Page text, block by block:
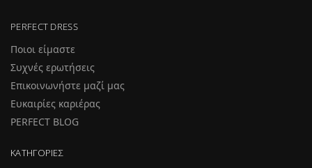
PERFECT DRESS
Ποιοι είμαστε
Συχνές ερωτήσεις
Επικοινωνήστε μαζί μας
Ευκαιρίες καριέρας
PERFECT BLOG
ΚΑΤΗΓΟΡΊΕΣ